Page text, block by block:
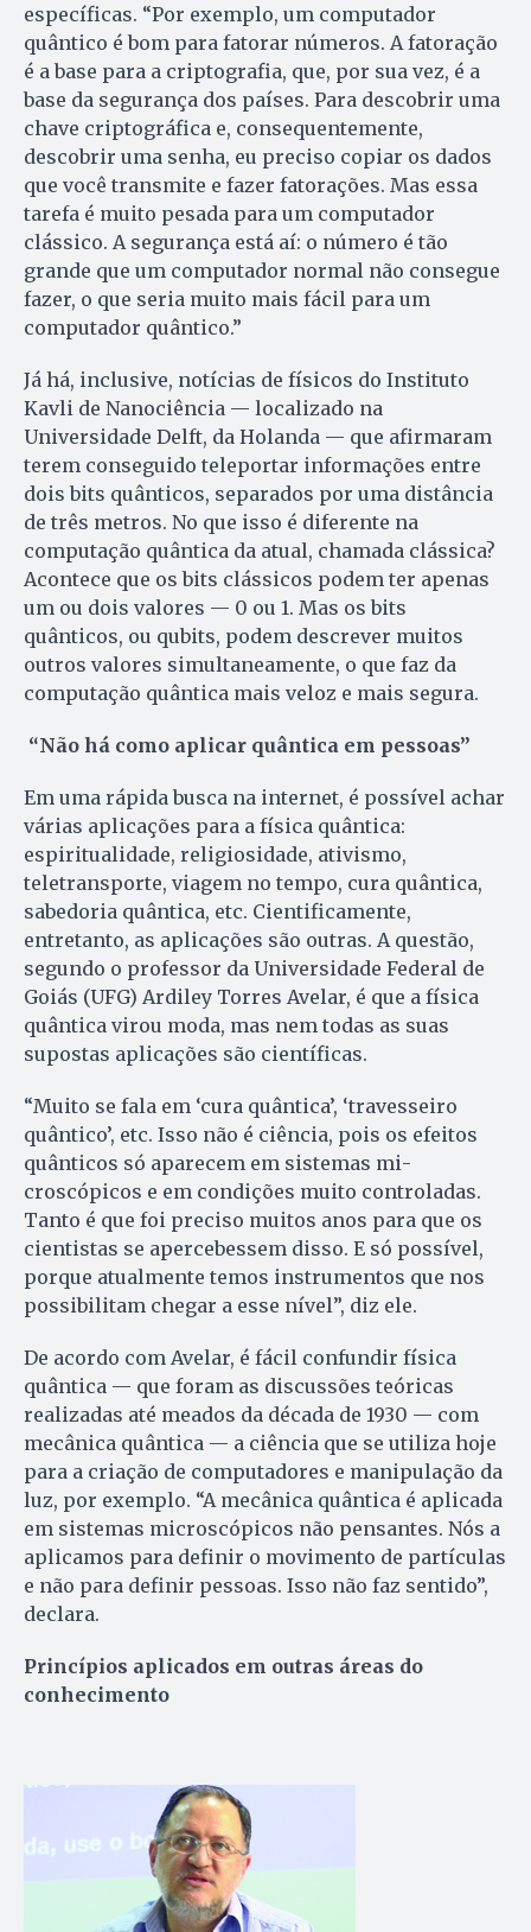
específicas. “Por exemplo, um computador
quântico é bom para fatorar números. A fatoração
é a base para a criptografia, que, por sua vez, é a
base da segurança dos países. Para descobrir uma
chave criptográfica e, consequentemente,
descobrir uma senha, eu preciso copiar os dados
que você transmite e fazer fatorações. Mas essa
tarefa é muito pesada para um computador
clássico. A segurança está aí: o número é tão
grande que um computador normal não consegue
fazer, o que seria muito mais fácil para um
computador quântico.”
Já há, inclusive, notícias de físicos do Instituto
Kavli de Nano­ciência — localizado na
Universidade Delft, da Holanda — que afirmaram
terem conseguido teleportar informações entre
dois bits quânticos, separados por uma distância
de três metros. No que isso é diferente na
computação quântica da atual, chamada clássica?
Acon­tece que os bits clássicos podem ter apenas
um ou dois valores — 0 ou 1. Mas os bits
quânticos, ou qubits, podem descrever muitos
outros valores simultaneamente, o que faz da
computação quântica mais veloz e mais segura.
“Não há como aplicar quântica em pessoas”
Em uma rápida busca na in­ternet, é possível achar
várias aplicações para a física quântica:
espiritualidade, religiosidade, ativismo,
teletransporte, viagem no tempo, cura quântica,
sabedoria quântica, etc. Cientificamente,
entretanto, as aplicações são outras. A questão,
segundo o professor da Uni­ver­sidade Federal de
Goiás (UFG) Ardiley Torres Avelar, é que a física
quântica virou moda, mas nem todas as suas
supostas aplicações são científicas.
“Muito se fala em ‘cura quântica’, ‘travesseiro
quântico’, etc. Is­so não é ciência, pois os efeitos
quân­ticos só aparecem em sistemas mi­
croscópicos e em condições muito controladas.
Tanto é que foi preciso muitos anos para que os
cientistas se apercebessem dis­so. E só possível,
porque atualmente temos instrumentos que nos
possibilitam chegar a esse nível”, diz ele.
De acordo com Avelar, é fácil confundir física
quântica — que foram as discussões teóricas
realizadas até meados da década de 1930 — com
mecânica quântica — a ciência que se utiliza hoje
para a criação de computadores e manipulação da
luz, por exemplo. “A mecânica quântica é aplicada
em sistemas microscópicos não pensantes. Nós a
aplicamos para definir o movimento de partículas
e não para definir pessoas. Isso não faz sentido”,
declara.
Princípios aplicados em outras áreas do
conhecimento